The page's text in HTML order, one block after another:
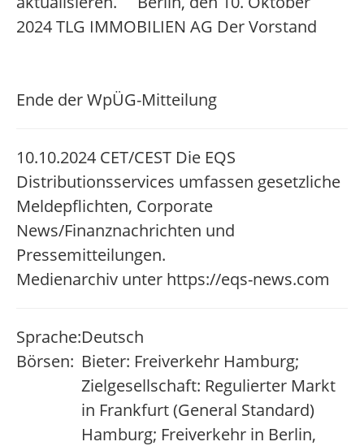
2024 TLG IMMOBILIEN AG Der Vorstand
Ende der WpÜG-Mitteilung
10.10.2024 CET/CEST Die EQS
Distributionsservices umfassen gesetzliche
Meldepflichten, Corporate
News/Finanznachrichten und
Pressemitteilungen.
Medienarchiv unter https://eqs-news.com
Sprache:Deutsch
Börsen: Bieter: Freiverkehr Hamburg;
Zielgesellschaft: Regulierter Markt
in Frankfurt (General Standard)
Hamburg; Freiverkehr in Berlin,